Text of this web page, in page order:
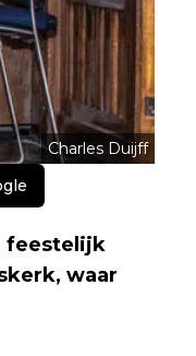
Charles Duijff
feestelijk
waar